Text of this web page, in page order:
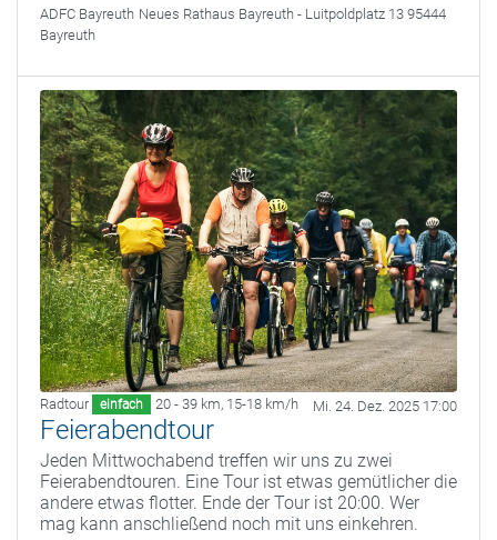
ADFC Bayreuth Neues Rathaus Bayreuth - Luitpoldplatz 13 95444
Bayreuth
Radtour einfach 20 - 39 km, 15-18 km/h Mi. 24. Dez. 2025 17:00
Feierabendtour
Jeden Mittwochabend treffen wir uns zu zwei
Feierabendtouren. Eine Tour ist etwas gemütlicher die
andere etwas flotter. Ende der Tour ist 20:00. Wer
mag kann anschließend noch mit uns einkehren.